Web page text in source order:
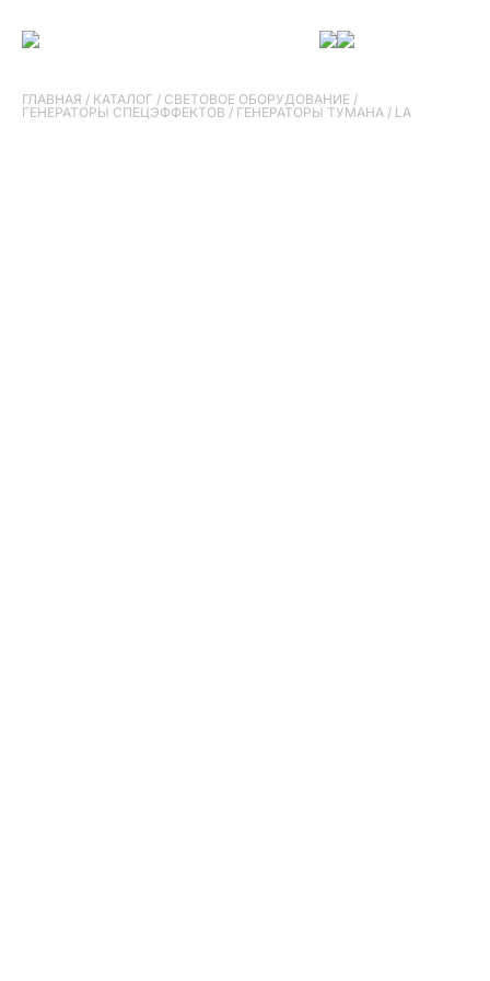
ГЛАВНАЯ / КАТАЛОГ / СВЕТОВОЕ ОБОРУДОВАНИЕ /
ГЕНЕРАТОРЫ СПЕЦЭФФЕКТОВ / ГЕНЕРАТОРЫ ТУМАНА / LA